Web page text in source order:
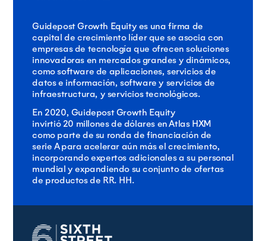
Guidepost Growth Equity es una firma de
capital de crecimiento líder que se asocia con
empresas de tecnología que ofrecen soluciones
innovadoras en mercados grandes y dinámicos,
como software de aplicaciones, servicios de
datos e información, software y servicios de
infraestructura, y servicios tecnológicos.
En 2020, Guidepost Growth Equity
invirtió 20 millones de dólares en Atlas HXM
como parte de su ronda de financiación de
serie A para acelerar aún más el crecimiento,
incorporando expertos adicionales a su personal
mundial y expandiendo su conjunto de ofertas
de productos de RR. HH.